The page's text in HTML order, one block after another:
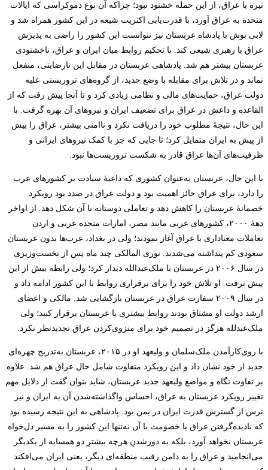
تیره با عراق، از این حمله خشنود نبود؛ چراکه آن نوع دموکراسی که ایالات
متحده به عراق آورد، با قدرت‌یابی اکثریت شیعه در این کشور همراه شد و
لابی بوش با پادشاه عربستان نیز نتوانست این کشور را راضی به پذیرش
عراق با رهبری شیعی کند. با تحکیم روابط میان ایران و عراق، ناخشنودی
عربستان بیشتر هم شد. پادشاهی عربستان در مقابل این نارضایتی، منفعل
نماند و در تلاش برای مقابله با وضع جدید، از گروه‌های تروریستی علیه
دولت عراق، حمایت‌های مالی و نظامی زیادی کرد و تا آنجا پیش رفت که از
القاعده و داعش در عراق برای تضعیف ایران و نیروهای آن بهره گرفت. با
این حال، نتیجۀ مطلوب خود را دریافت نکرد و ناامنی بیشتر، عراق را بیش
از پیش به ایران متمایل ‌کرد؛ تا جایی که جز با کمک نیروهای ایرانی و
ظرفیت‌های آن‌ها عراق قادر به شکست تروریست‌ها نبود.
با این حال، عربستان به‌عنوان کشوری که داعیۀ سیادت بر کشورهای عرب
را دارد، برای عراق حائز اهمیت بود و دولت عراق در صدد بود رویکرد
خصمانۀ عربستان را کاهش دهد و تعاملی دوستانه با آن شکل دهد. از اواخر
دهۀ ۲۰۰۰، کشورهای عربی مانند مصر، امارات متحده عربی و اردن
تعاملات معناداری با عراق آغاز نمودند؛ ولی در بغداد، عرب‌ها بدون عربستان
سعودی کم پنداشته می‌شدند. نوری المالکی چند ماه پس از نخست‌وزیری
در سال ۲۰۰۶ در عربستان با ملک‌عبدالله دیدار کرد؛ ولی رابطه بیش از این
پیش نرفت. او تلاش خود را برای برقراری روابط با این کشور ادامه داد و
در سال ۲۰۰۹ سفارت عراق در عربستان بازگشایی شد. مالکی و اعضای
ارشد دولت او مشتاق بودند روابط بیشتری با عربستان برقرار کنند؛ ولی
ملک‌عبدلله هرگز در تصمیم خود برای منزوی‌کردن عراق تجدیدنظر نکرد.
با روی‌کارآمدن ملک‌سلمان و ولیعهد او در ۲۰۱۵، عربستان به‌تدریج چهره‌ای
جدید از خود نشان داد و این رویکرد متفاوت شامل حال عراق هم شد. علاوه
بر تفاوت نگاه و مواضع ولیعهد جدید عربستان، شاید بتوان گفت از دلایل مهم
تغییر رویکرد عربستان به عراق، احساس واگذاشته‌شدن آن به ایران و نیز
ترس از گسترش قدرت ایران در یمن بود. پادشاهی به این نتیجه رسیده بود
که نادیده‌گرفتن عراق یا خصومت با آن نه‌تنها این کشور را به مسیر دل‌خواه
عربستان نخواهد آورد، بلکه به دورشدنِ هرچه بیشترِ دو همسایه از یکدیگر
می‌انجامید و عراق را به دامن رقیب منطقه‌ای دیگر، یعنی ایران می‌افکند